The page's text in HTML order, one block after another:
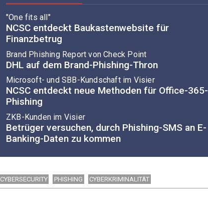
"One fits all"
NCSC entdeckt Baukastenwebsite für
Finanzbetrug
Brand Phishing Report von Check Point
DHL auf dem Brand-Phishing-Thron
Microsoft- und SBB-Kundschaft im Visier
NCSC entdeckt neue Methoden für Office-365-
Phishing
ZKB-Kunden im Visier
Betrüger versuchen, durch Phishing-SMS an E-
Banking-Daten zu kommen
CYBERSECURITY PHISHING CYBERKRIMINALITÄT